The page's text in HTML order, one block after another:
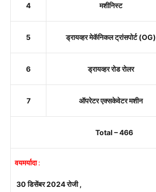
4 मशीनिस्ट
5 ड्रायव्हर मेकॅनिकल ट्रांसपोर्ट (OG)
6 ड्रायव्हर रोड रोलर
7 ऑपरेटर एक्सकेवेटर मशीन
Total – 466
वयमर्यादा:
30 डिसेंबर 2024 रोजी ,